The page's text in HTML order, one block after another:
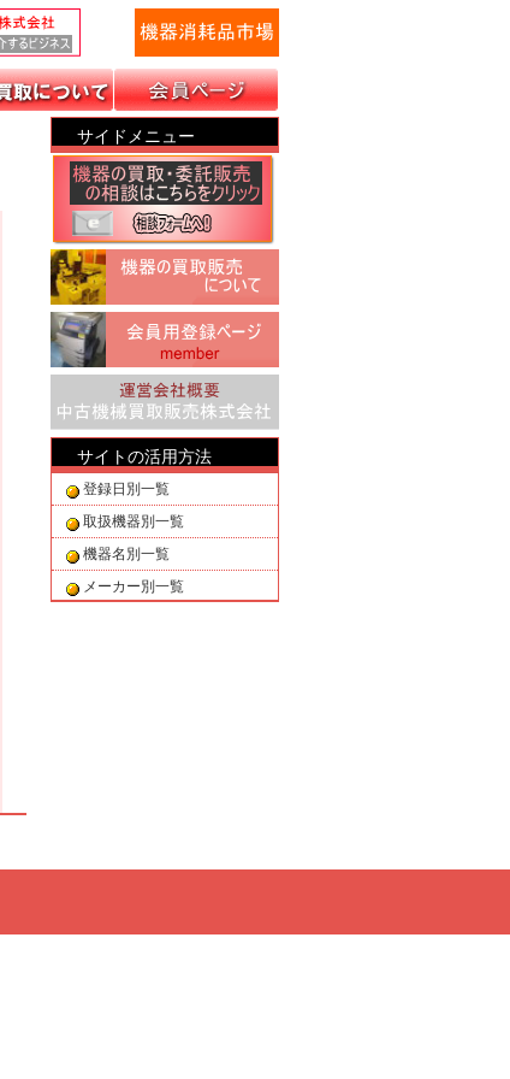
サイドメニュー
サイトの活用方法
登録日別一覧
取扱機器別一覧
機器名別一覧
メーカー別一覧